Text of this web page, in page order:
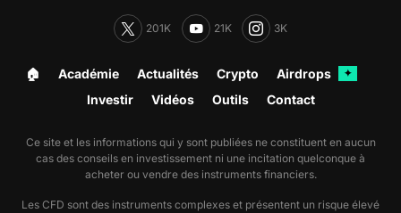
201K 21K 3K
🏠︎ Académie Actualités Crypto Airdrops ✦
Investir Vidéos Outils Contact
Ce site et les informations qui y sont publiées ne constituent en aucun
cas des conseils en investissement ni une incitation quelconque à
acheter ou vendre des instruments financiers.
Les CFD sont des instruments complexes et présentent un risque élevé